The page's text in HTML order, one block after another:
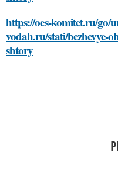
https://oes-komitet.ru/go/
vodah.ru/stati/bezhevye-
shtory